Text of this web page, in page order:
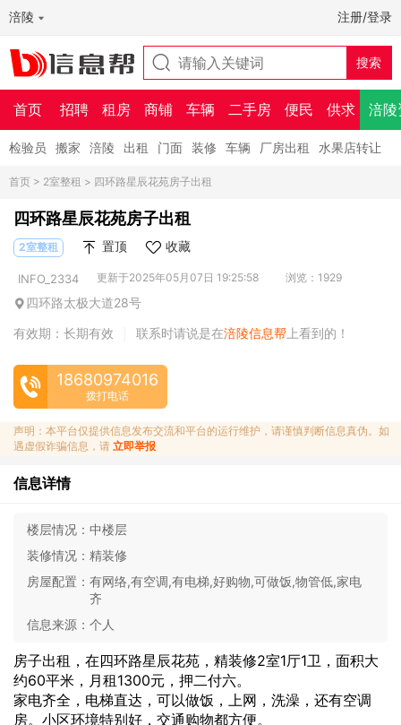
涪陵 注册/登录
首页 招聘 租房 商铺 车辆 二手房 便民 供求 涪陵
检验员 搬家 涪陵 出租 门面 装修 车辆 厂房出租 水果店转让
首页 > 2室整租 > 四环路星辰花苑房子出租
四环路星辰花苑房子出租
2室整租 置顶 收藏
INFO_2334 更新于2025年05月07日 19:25:58 浏览：1929
四环路太极大道28号
有效期：长期有效
联系时请说是在涪陵信息帮 上看到的！
18680974016
拨打电话
声明：本平台仅提供信息发布交流和平台的运行维护，请谨慎判断信息真伪。如
遇虚假诈骗信息，请 立即举报
信息详情
楼层情况： 中楼层
装修情况： 精装修
房屋配置： 有网络,有空调,有电梯,好购物,可做饭,物管低,家电
齐
信息来源： 个人
房子出租，在四环路星辰花苑，精装修2室1厅1卫，面积大
约60平米，月租1300元，押二付六。
家电齐全，电梯直达，可以做饭，上网，洗澡，还有空调
房。小区环境特别好，交通购物都方便。